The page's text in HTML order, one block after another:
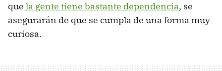
que la gente tiene bastante dependencia, se
asegurarán de que se cumpla de una forma muy
curiosa.